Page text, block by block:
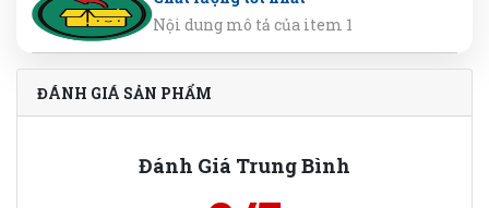
Nội dung mô tả của item 1
ĐÁNH GIÁ SẢN PHẨM
Đánh Giá Trung Bình